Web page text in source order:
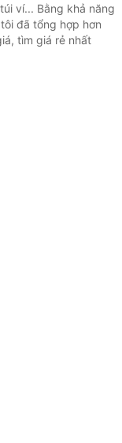
ví... Bằng khả năng
đã tổng hợp hơn
tìm giá rẻ nhất